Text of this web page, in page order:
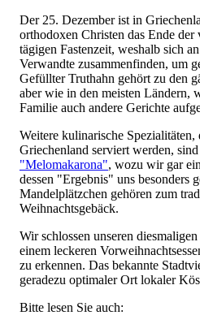
Der 25. Dezember ist in
orthodoxen Christen das Ende
tägigen Fastenzeit, weshalb sich
Verwandte zusammenfinden, um
Gefüllter Truthahn gehört zu den
aber wie in den meisten Ländern,
Familie auch andere Gerichte
Weitere kulinarische
Griechenland serviert werden,
"Melomakarona", wozu wir gar
dessen "Ergebnis" uns besonders
Mandelplätzchen gehören zum
Weihnachtsgebäck.
Wir schlossen unseren
einem leckeren
zu erkennen. Das bekannte
geradezu optimaler Ort lokaler
Bitte lesen Sie auch: